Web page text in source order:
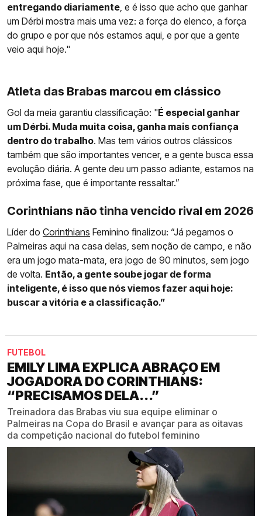
entregando diariamente , e é isso que acho que ganhar
um Dérbi mostra mais uma vez: a força do elenco, a força
do grupo e por que nós estamos aqui, e por que a gente
veio aqui hoje."
Atleta das Brabas marcou em clássico
Gol da meia garantiu classificação: "É especial ganhar
um Dérbi. Muda muita coisa, ganha mais confiança
dentro do trabalho. Mas tem vários outros clássicos
também que são importantes vencer, e a gente busca essa
evolução diária. A gente deu um passo adiante, estamos na
próxima fase, que é importante ressaltar.”
Corinthians não tinha vencido rival em 2026
Líder do Corinthians Feminino finalizou: “Já pegamos o
Palmeiras aqui na casa delas, sem noção de campo, e não
era um jogo mata-mata, era jogo de 90 minutos, sem jogo
de volta. Então, a gente soube jogar de forma
inteligente, é isso que nós viemos fazer aqui hoje:
buscar a vitória e a classificação.”
FUTEBOL
EMILY LIMA EXPLICA ABRAÇO EM
JOGADORA DO CORINTHIANS:
“PRECISAMOS DELA...”
Treinadora das Brabas viu sua equipe eliminar o
Palmeiras na Copa do Brasil e avançar para as oitavas
da competição nacional do futebol feminino